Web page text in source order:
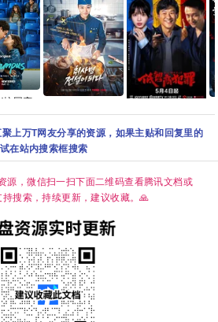
校园恋
爱情/
集】官
[内封简繁英][喜剧/
奇幻][1.6GB/集]
集 4K 喜剧 悬疑
聚上万T网友分享的资源，如果主贴和回复里的
在站内搜索框搜索
源，微信扫一扫下面二维码查看腾讯文档或
持搜索，持续更新，建议收藏。🙏